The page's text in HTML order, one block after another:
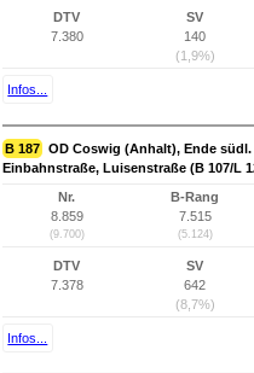
DTV
7.380
SV
140
(1,9%)
Infos...
B 187 OD Coswig (Anhalt), Ende
Einbahnstraße, Luisenstraße (B 107/L
Nr.
8.859
(9.700)
B-Rang
7.515
(5.124)
DTV
7.378
SV
642
(8,7%)
Infos...